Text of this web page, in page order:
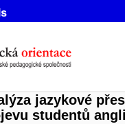
jazykové
studentů